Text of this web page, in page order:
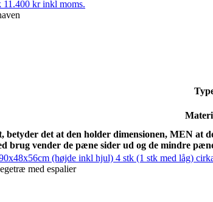
betyder det at den holder dimensionen, MEN at
brug vender de pæne sider ud og de mindre